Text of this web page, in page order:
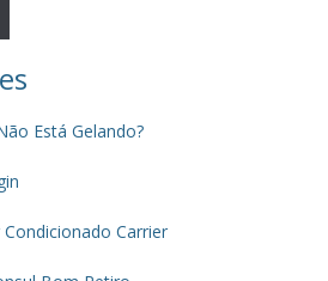
Está Gelando?
Carrier